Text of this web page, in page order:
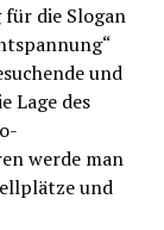
die Slogan
und
Lage des
werde man
und